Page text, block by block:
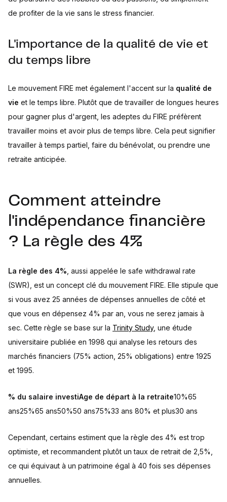
de profiter de la vie sans le stress financier.
L'importance de la qualité de vie et
du temps libre
Le mouvement FIRE met également l'accent sur la qualité de
vie et le temps libre. Plutôt que de travailler de longues heures
pour gagner plus d'argent, les adeptes du FIRE préfèrent
travailler moins et avoir plus de temps libre. Cela peut signifier
travailler à temps partiel, faire du bénévolat, ou prendre une
retraite anticipée.
Comment atteindre
l'indépendance financière
? La règle des 4%
La règle des 4% , aussi appelée le safe withdrawal rate
(SWR), est un concept clé du mouvement FIRE. Elle stipule que
si vous avez 25 années de dépenses annuelles de côté et
que vous en dépensez 4% par an, vous ne serez jamais à
sec. Cette règle se base sur la Trinity Study, une étude
universitaire publiée en 1998 qui analyse les retours des
marchés financiers (75% action, 25% obligations) entre 1925
et 1995.
% du salaire investiAge de départ à la retraite10%65
ans25%65 ans50%50 ans75%33 ans 80% et plus30 ans
Cependant, certains estiment que la règle des 4% est trop
optimiste, et recommandent plutôt un taux de retrait de 2,5%,
ce qui équivaut à un patrimoine égal à 40 fois ses dépenses
annuelles.